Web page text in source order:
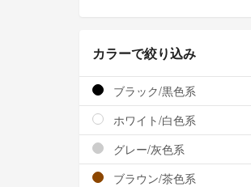
カラーで絞り込み
ブラック/黒色系
ホワイト/白色系
グレー/灰色系
ブラウン/茶色系